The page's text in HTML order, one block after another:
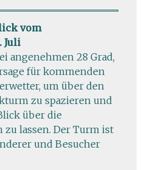
vom
Juli
angenehmen 28 Grad,
für kommenden
um über den
zu spazieren und
über die
lassen. Der Turm ist
und Besucher